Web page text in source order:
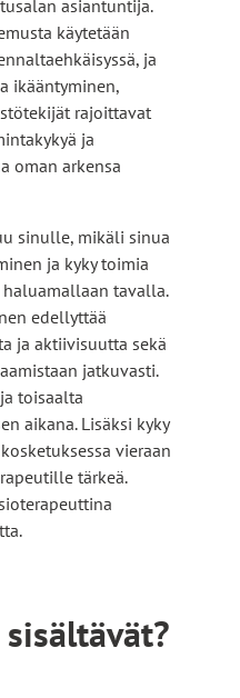
asiantuntija.
käytetään
ja
ikääntyminen,
rajoittavat
ja
oman arkensa
sinulle, mikäli sinua
ja kyky toimia
haluamallaan tavalla.
edellyttää
ja aktiivisuutta sekä
jatkuvasti.
toisaalta
aikana. Lisäksi kyky
vieraan
tärkeä.